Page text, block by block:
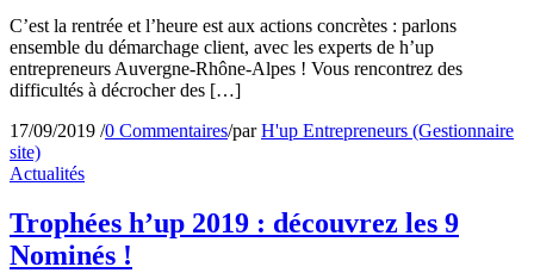
C’est la rentrée et l’heure est aux actions concrètes : parlons
ensemble du démarchage client, avec les experts de h’up
entrepreneurs Auvergne-Rhône-Alpes ! Vous rencontrez des
difficultés à décrocher des […]
17/09/2019 /0 Commentaires/parH'up Entrepreneurs (Gestionnaire
site)
Actualités
Trophées h’up 2019 : découvrez les 9
Nominés !